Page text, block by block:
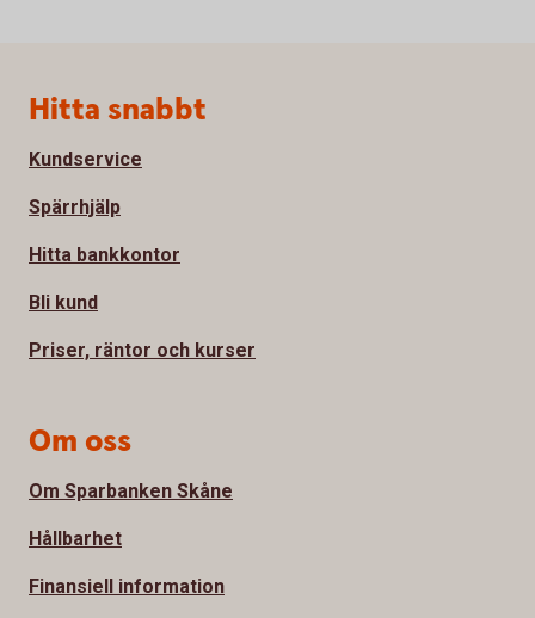
Sidfot
Hitta snabbt
Kundservice
Spärrhjälp
Hitta bankkontor
Bli kund
Priser, räntor och kurser
Om oss
Om Sparbanken Skåne
Hållbarhet
Finansiell information